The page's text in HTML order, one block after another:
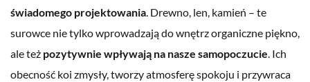
świadomego projektowania. Drewno, len, kamień – te
surowce nie tylko wprowadzają do wnętrz organiczne piękno,
ale też pozytywnie wpływają na nasze samopoczucie. Ich
obecność koi zmysły, tworzy atmosferę spokoju i przywraca